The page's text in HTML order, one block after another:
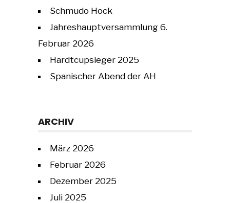
Schmudo Hock
Jahreshauptversammlung 6.
Februar 2026
Hardtcupsieger 2025
Spanischer Abend der AH
ARCHIV
März 2026
Februar 2026
Dezember 2025
Juli 2025